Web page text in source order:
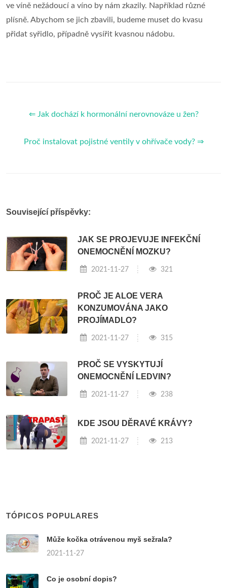
ve víně nežádoucí a víno by nám zkazily. Například různé
plísně. Abychom se jich zbavili, budeme muset do kvasu
přidat syřidlo, případně vysířit kvasnou nádobu.
⇐ Jak dochází k hormonální nerovnováze u žen?
Proč instalovat pojistné ventily v ohřívače vody? ⇒
Související příspěvky:
JAK SE PROJEVUJE INFEKČNÍ
ONEMOCNĚNÍ MOZKU?
2021-11-27 321
PROČ JE ALOE VERA
KONZUMOVÁNA JAKO
PROJÍMADLO?
2021-11-27 315
PROČ SE VYSKYTUJÍ
ONEMOCNĚNÍ LEDVIN?
2021-11-27 238
KDE JSOU DĚRAVÉ KRÁVY?
2021-11-27 213
TÓPICOS POPULARES
Může kočka otrávenou myš sežrala?
2021-11-27
Co je osobní dopis?